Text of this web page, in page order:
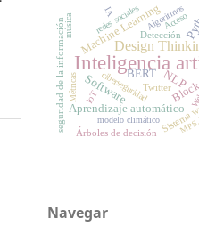
Inteligencia
Design
Software NLP
Machine Learning
BERT
Aprendizaje automático
Sistema
seguridad de la información Twitter
Detección
Árboles de decisión
ciberseguridad
modelo climático
Métricas
Algoritmos
redes sociales
IA Acceso
IoT
música
Navegar